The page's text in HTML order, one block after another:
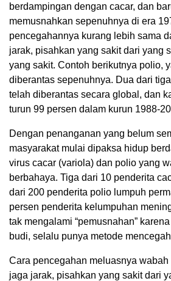
berdampingan dengan cacar, dan
memusnahkan sepenuhnya di era
pencegahannya kurang lebih sama
jarak, pisahkan yang sakit dari yang
yang sakit. Contoh berikutnya polio,
diberantas sepenuhnya. Dua dari
telah diberantas secara global, dan
turun 99 persen dalam kurun 1988-
Dengan penanganan yang belum
masyarakat mulai dipaksa hidup
virus cacar (variola) dan polio yang
berbahaya. Tiga dari 10 penderita
dari 200 penderita polio lumpuh
persen penderita kelumpuhan
tak mengalami “pemusnahan”
budi, selalu punya metode
Cara pencegahan meluasnya
jaga jarak, pisahkan yang sakit dari